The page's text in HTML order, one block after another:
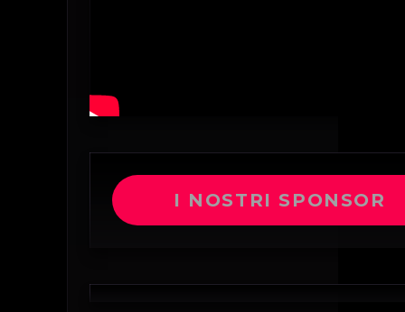
I NOSTRI SPONSOR